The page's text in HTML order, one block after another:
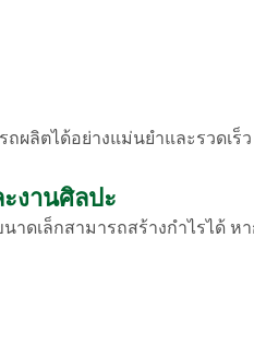
ถผลิตได้อย่างแม่นยำและรวดเร็ว
งานศิลปะ
าดเล็กสามารถสร้างกำไรได้